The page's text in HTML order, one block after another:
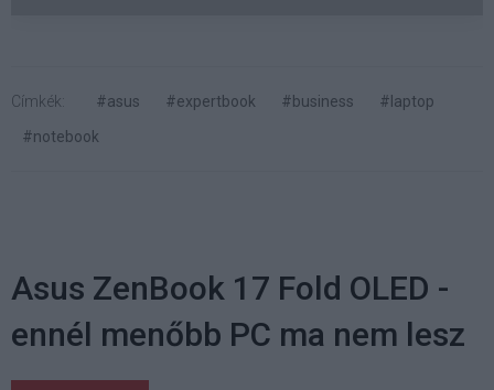
Címkék: #asus #expertbook #business
#laptop
#notebook
Asus ZenBook 17 Fold OLED -
ennél menőbb PC ma nem lesz